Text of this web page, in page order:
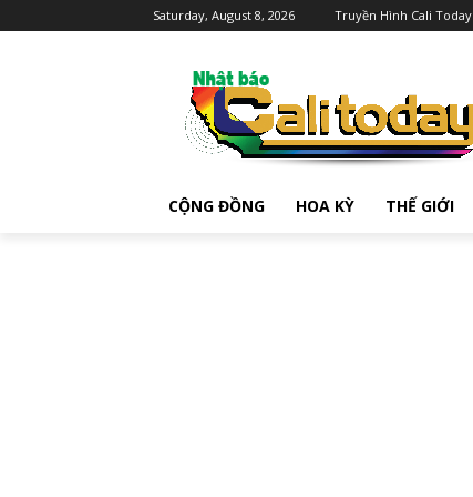
Saturday, August 8, 2026 Truyền Hình Cali Today
CỘNG ĐỒNG HOA KỲ THẾ GIỚI